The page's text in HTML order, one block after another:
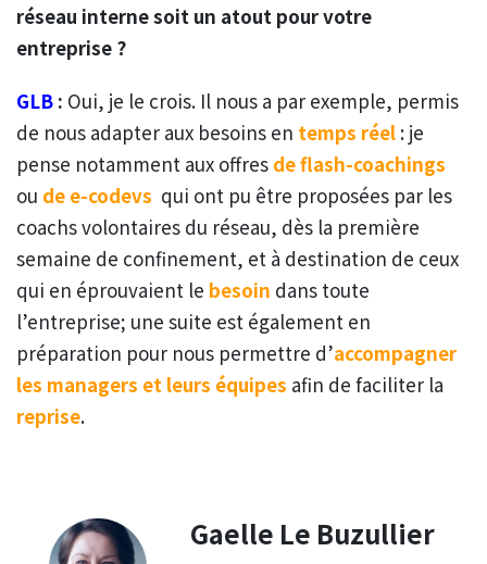
réseau interne soit un atout pour votre
entreprise ?
GLB : Oui, je le crois. Il nous a par exemple, permis
de nous adapter aux besoins en temps réel : je
pense notamment aux offres de flash-coachings
ou de e-codevs qui ont pu être proposées par les
coachs volontaires du réseau, dès la première
semaine de confinement, et à destination de ceux
qui en éprouvaient le besoin dans toute
l’entreprise; une suite est également en
préparation pour nous permettre d’accompagner
les managers et leurs équipes afin de faciliter la
reprise.
Gaelle Le Buzullier